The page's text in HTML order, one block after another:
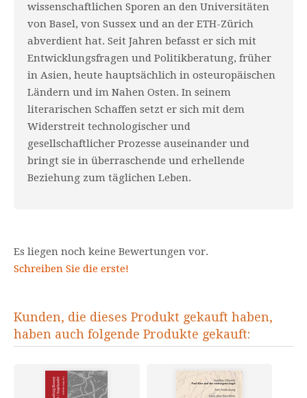
wissenschaftlichen Sporen an den Universitäten
von Basel, von Sussex und an der ETH-Zürich
abverdient hat. Seit Jahren befasst er sich mit
Entwicklungsfragen und Politikberatung, früher
in Asien, heute hauptsächlich in osteuropäischen
Ländern und im Nahen Osten. In seinem
literarischen Schaffen setzt er sich mit dem
Widerstreit technologischer und
gesellschaftlicher Prozesse auseinander und
bringt sie in überraschende und erhellende
Beziehung zum täglichen Leben.
Es liegen noch keine Bewertungen vor.
Schreiben Sie die erste!
Kunden, die dieses Produkt gekauft haben,
haben auch folgende Produkte gekauft: